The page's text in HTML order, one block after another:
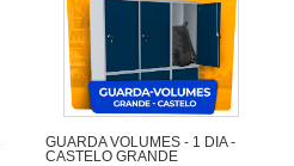
GUARDA VOLUMES - 1 DIA -
CASTELO GRANDE